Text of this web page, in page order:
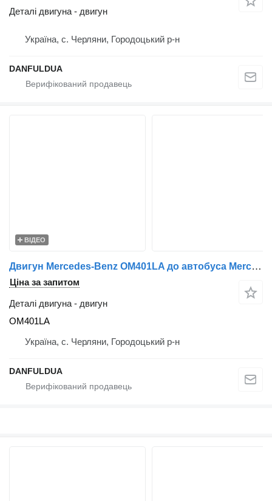
Деталі двигуна - двигун
Україна, с. Черляни, Городоцький р-н
DANFULDUA
ВІДЕО
Двигун Mercedes-Benz OM401LA до автобуса Mercedes-Benz
Ціна за запитом
Деталі двигуна - двигун
OM401LA
Україна, с. Черляни, Городоцький р-н
DANFULDUA